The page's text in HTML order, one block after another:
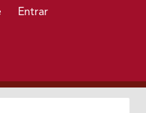
Entrar